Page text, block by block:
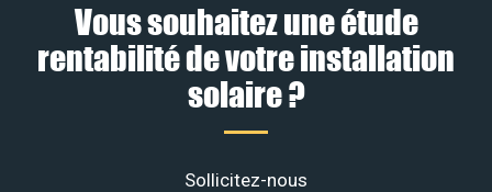
Vous souhaitez une étude
rentabilité de votre installation
solaire ?
Sollicitez-nous